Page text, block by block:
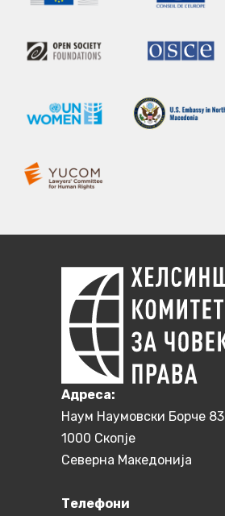
Aдреса:
Наум Наумовски Борче 83
1000 Скопје
Северна Македонија
Телефони